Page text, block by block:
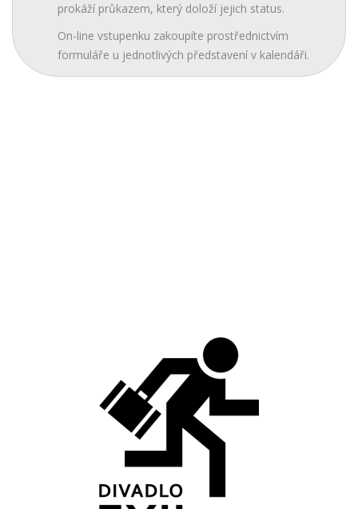
prokáží průkazem, který doloží jejich status.
On-line vstupenku zakoupíte prostřednictvím
formuláře u jednotlivých představení v kalendáři.